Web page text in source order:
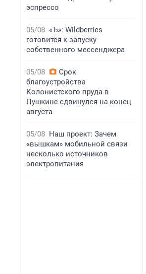
эспрессо
05/08 «Ъ»: Wildberries
готовится к запуску
собственного мессенджера
05/08
Срок
благоустройства
Колонистского пруда в
Пушкине сдвинулся на конец
августа
05/08 Наш проект: Зачем
«вышкам» мобильной связи
несколько источников
электропитания